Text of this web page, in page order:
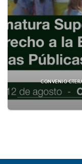
CONVENIO